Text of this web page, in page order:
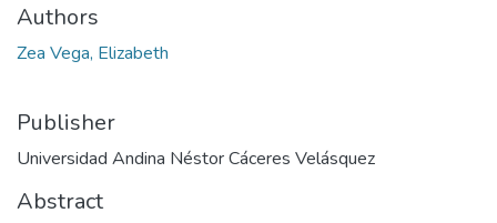
Authors
Zea Vega, Elizabeth
Publisher
Universidad Andina Néstor Cáceres Velásquez
Abstract